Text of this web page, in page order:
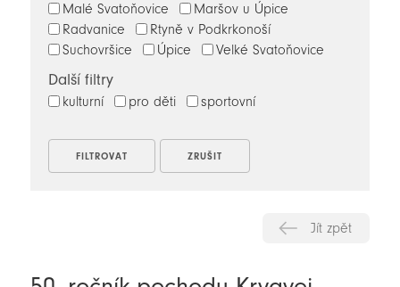
Malé Svatoňovice
Maršov u Úpice
Radvanice
Rtyně v Podkrkonoší
Suchovršice
Úpice Velké Svatoňovice
Další filtry
kulturní pro děti sportovní
Jít zpět